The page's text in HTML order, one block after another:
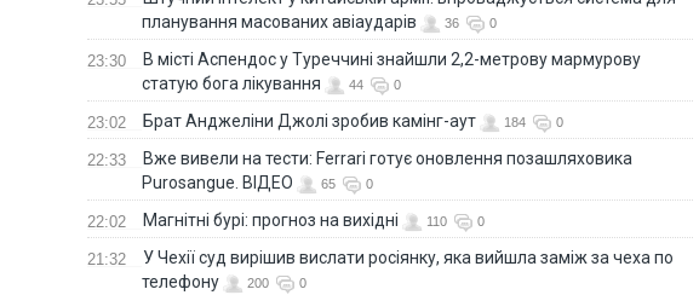
планування масованих авіаударів
36 0
23:30
В місті Аспендос у Туреччині знайшли 2,2-метрову мармурову
статую бога лікування
44 0
23:02 Брат Анджеліни Джолі зробив камінг-аут 184 0
22:33
Вже вивели на тести: Ferrari готує оновлення позашляховика
Purosangue. ВІДЕО
65 0
22:02 Магнітні бурі: прогноз на вихідні 110 0
21:32
У Чехії суд вирішив вислати росіянку, яка вийшла заміж за чеха по
телефону
200 0